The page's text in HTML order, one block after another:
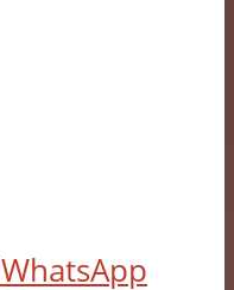
WhatsApp